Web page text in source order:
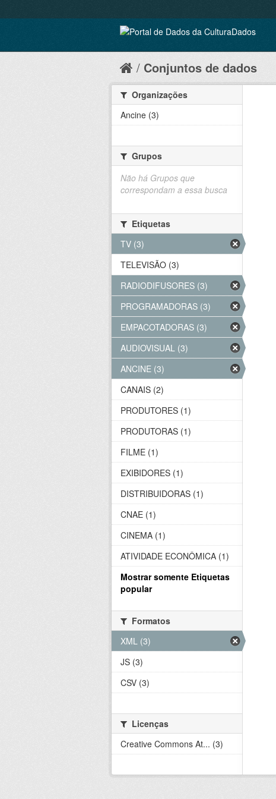
Conjuntos de dados
Organizações
Ancine (3)
Grupos
Não há Grupos que
correspondam a essa busca
Etiquetas
TV (3)
TELEVISÃO (3)
RADIODIFUSORES (3)
PROGRAMADORAS (3)
EMPACOTADORAS (3)
AUDIOVISUAL (3)
ANCINE (3)
CANAIS (2)
PRODUTORES (1)
PRODUTORAS (1)
FILME (1)
EXIBIDORES (1)
DISTRIBUIDORAS (1)
CNAE (1)
CINEMA (1)
ATIVIDADE ECONÔMICA (1)
Mostrar somente Etiquetas
popular
Formatos
XML (3)
JS (3)
CSV (3)
Licenças
Creative Commons At... (3)